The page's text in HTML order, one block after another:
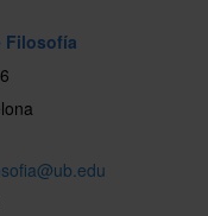
Filosofía